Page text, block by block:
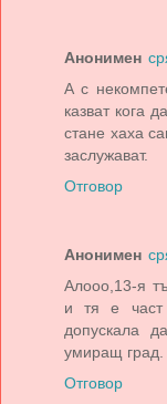
Анонимен
А с
казват кога
стане хаха
заслужават.
Отговор
Анонимен
Алооо,13-я
и тя е част
допускала
умиращ град.
Отговор